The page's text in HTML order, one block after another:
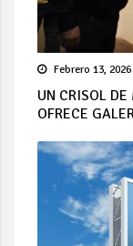
Febrero 13, 2026
UN CRISOL
OFRECE